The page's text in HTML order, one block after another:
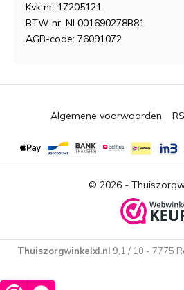
Kvk nr. 17205121
BTW nr. NL001690278B81
AGB-code: 76091072
© 2026 -
Algemene voorwaarden
Thuiszorgwinkelxl.nl 9,1 / 10 - 7775